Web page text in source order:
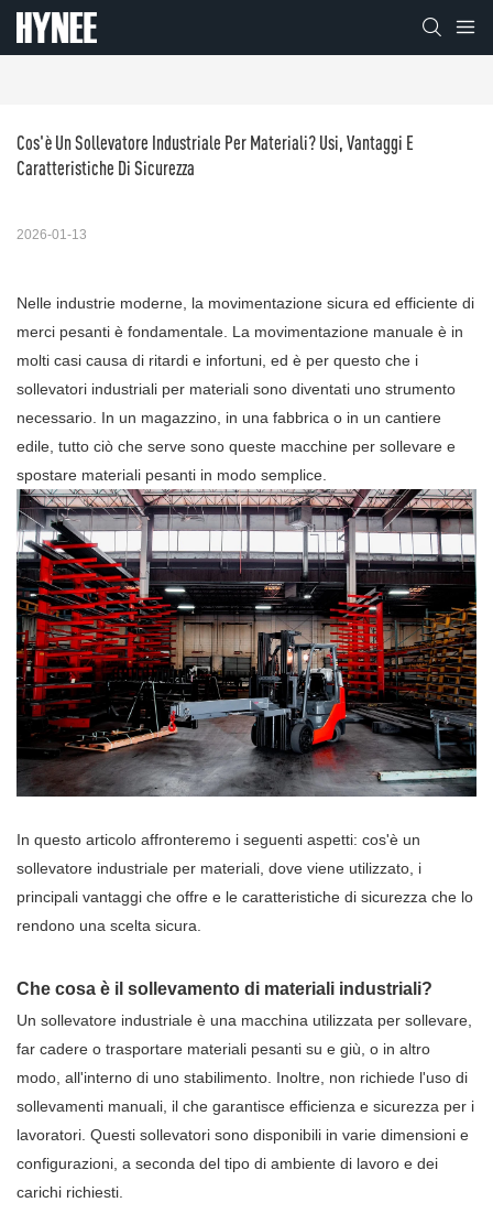
Cos'è Un Sollevatore Industriale Per Materiali? Usi, Vantaggi E
Caratteristiche Di Sicurezza
2026-01-13
Nelle industrie moderne, la movimentazione sicura ed efficiente di
merci pesanti è fondamentale. La movimentazione manuale è in
molti casi causa di ritardi e infortuni, ed è per questo che i
sollevatori industriali per materiali sono diventati uno strumento
necessario. In un magazzino, in una fabbrica o in un cantiere
edile, tutto ciò che serve sono queste macchine per sollevare e
spostare materiali pesanti in modo semplice.
In questo articolo affronteremo i seguenti aspetti: cos'è un
sollevatore industriale per materiali, dove viene utilizzato, i
principali vantaggi che offre e le caratteristiche di sicurezza che lo
rendono una scelta sicura.
Che cosa è il sollevamento di materiali industriali?
Un sollevatore industriale è una macchina utilizzata per sollevare,
far cadere o trasportare materiali pesanti su e giù, o in altro
modo, all'interno di uno stabilimento. Inoltre, non richiede l'uso di
sollevamenti manuali, il che garantisce efficienza e sicurezza per i
lavoratori. Questi sollevatori sono disponibili in varie dimensioni e
configurazioni, a seconda del tipo di ambiente di lavoro e dei
carichi richiesti.